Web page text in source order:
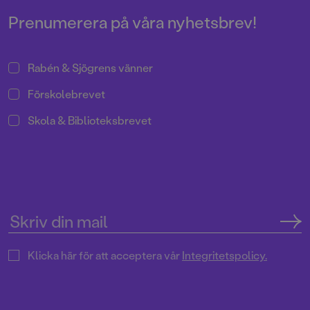
Prenumerera på våra nyhetsbrev!
Rabén & Sjögrens vänner
Förskolebrevet
Skola & Biblioteksbrevet
Klicka här för att acceptera vårIntegritetspolicy.